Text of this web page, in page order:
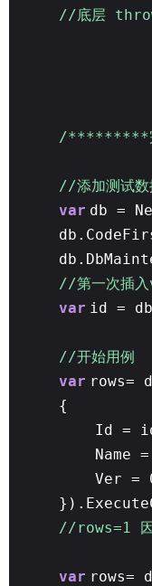
//底层
/*********
//添加测试数
var db =
//第一次插
var id =
//开始用例
var rows=
{
Id =
Name =
Ver
//rows=1 因
var rows=